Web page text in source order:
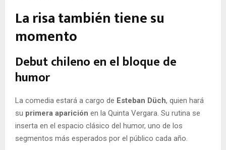
La risa también tiene su
momento
Debut chileno en el bloque de
humor
La comedia estará a cargo de Esteban Düch, quien hará
su primera aparición en la Quinta Vergara. Su rutina se
inserta en el espacio clásico del humor, uno de los
segmentos más esperados por el público cada año.